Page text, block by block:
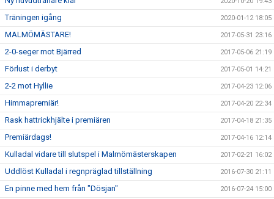
Träningen igång 2020-01-12 18:05
MALMÖMÄSTARE! 2017-05-31 23:16
2-0-seger mot Bjärred 2017-05-06 21:19
Förlust i derbyt 2017-05-01 14:21
2-2 mot Hyllie 2017-04-23 12:06
Himmapremiär! 2017-04-20 22:34
Rask hattrickhjälte i premiären 2017-04-18 21:35
Premiärdags! 2017-04-16 12:14
Kulladal vidare till slutspel i Malmömästerskapen 2017-02-21 16:02
Uddlöst Kulladal i regnpräglad tillställning 2016-07-30 21:11
En pinne med hem från "Dösjan" 2016-07-24 15:00